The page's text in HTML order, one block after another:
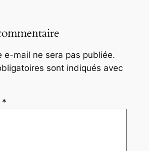
e-mail ne sera pas publiée.
sont indiqués avec
*